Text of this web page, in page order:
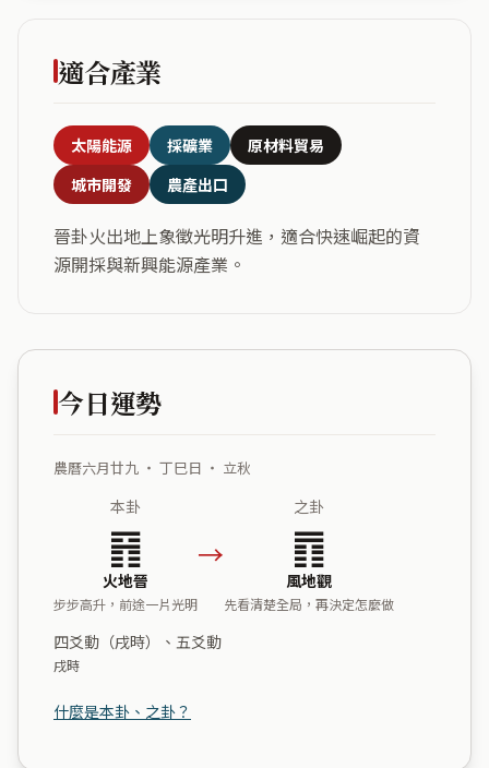
適合產業
太陽能源 採礦業
原材料貿易
城市開發
農產出口
晉卦火出地上象徵光明升進，適合快速崛起的資
源開採與新興能源產業。
今日運勢
農曆六月廿九 ・ 丁巳日 ・ 立秋
本卦
䷢
火地晉
步步高升，前途一片光明
→
之卦
䷓
風地觀
先看清楚全局，再決定怎麼做
四爻動（戌時）、五爻動
戌時
什麼是本卦、之卦？